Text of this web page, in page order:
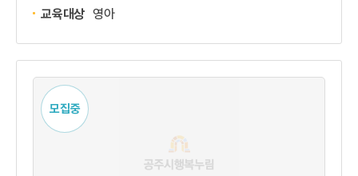
교육대상 영아
모집중